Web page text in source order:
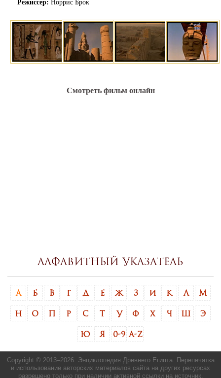
Режиссер: Норрис Брок
Смотреть фильм онлайн
Алфавитный указатель
А Б В Г Д Е Ж З И К Л М
Н О Р С Т У Ф Х Ч Э
Ю Я 0-9 A-Z
Copyright © 2013–2026. Энциклопедия Древнего Египта. Перепечатка
и использование авторских материалов сайта на других ресурсах
разрешено только при наличии активной ссылки на источник.